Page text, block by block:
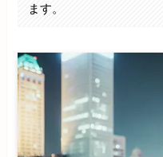
ます。